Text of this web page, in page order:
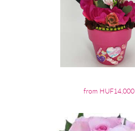
from HUF14,000